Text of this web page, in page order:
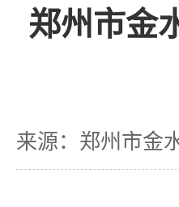
郑州市金
来源：郑州市金